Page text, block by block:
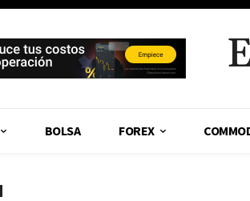
BOLSA FOREX